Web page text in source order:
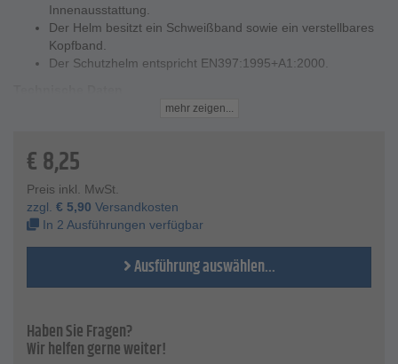
Innenausstattung.
Der Helm besitzt ein Schweißband sowie ein verstellbares
Kopfband.
Der Schutzhelm entspricht EN397:1995+A1:2000.
Material - Polypropylenmehr zeigen...
€8,25
Preis inkl. MwSt.
zzgl. € 5,90 Versandkosten
In 2 Ausführungen verfügbar
Ausführung auswählen...
Haben Sie Fragen?
Wir helfen gerne weiter!